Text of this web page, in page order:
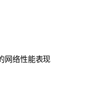
网络性能表现